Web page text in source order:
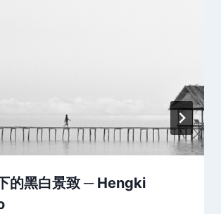
的黑白景致 ─ Hengki